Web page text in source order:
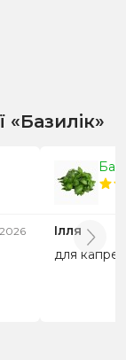
«Базилік»
Ілля
для